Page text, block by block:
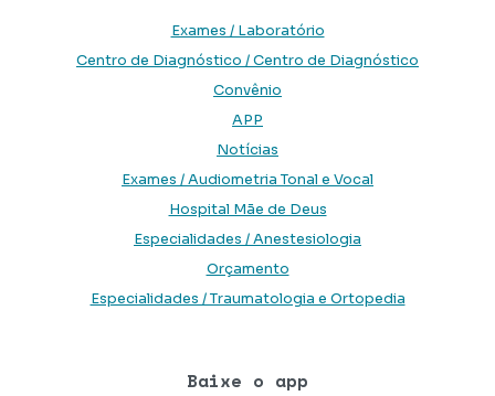
Exames / Laboratório
Centro de Diagnóstico / Centro de Diagnóstico
Convênio
APP
Notícias
Exames / Audiometria Tonal e Vocal
Hospital Mãe de Deus
Especialidades / Anestesiologia
Orçamento
Especialidades / Traumatologia e Ortopedia
Baixe o app